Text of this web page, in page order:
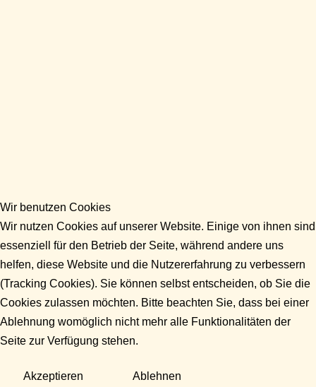
Wir benutzen Cookies
Wir nutzen Cookies auf unserer Website. Einige von ihnen sind
essenziell für den Betrieb der Seite, während andere uns
helfen, diese Website und die Nutzererfahrung zu verbessern
(Tracking Cookies). Sie können selbst entscheiden, ob Sie die
Cookies zulassen möchten. Bitte beachten Sie, dass bei einer
Ablehnung womöglich nicht mehr alle Funktionalitäten der
Seite zur Verfügung stehen.
Akzeptieren Ablehnen